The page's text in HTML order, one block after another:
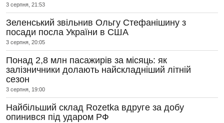
3 серпня, 21:53
Зеленський звільнив Ольгу Стефанішину з
посади посла України в США
3 серпня, 20:05
Понад 2,8 млн пасажирів за місяць: як
залізничники долають найскладніший літній
сезон
3 серпня, 19:00
Найбільший склад Rozetka вдруге за добу
опинився під ударом РФ